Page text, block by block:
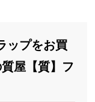
ップをお買
屋【質】フ